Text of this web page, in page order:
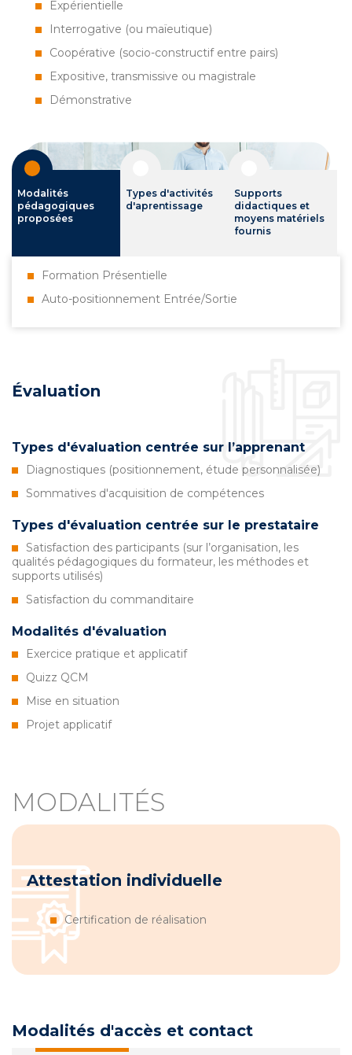
Expérientielle
Interrogative (ou maïeutique)
Coopérative (socio-constructif entre pairs)
Expositive, transmissive ou magistrale
Démonstrative
Modalités
pédagogiques
proposées
Types d'activités
d'aprentissage
Supports
didactiques et
moyens matériels
fournis
Formation Présentielle
Auto-positionnement Entrée/Sortie
Évaluation
Types d'évaluation centrée sur l’apprenant
Diagnostiques (positionnement, étude personnalisée)
Sommatives d'acquisition de compétences
Types d'évaluation centrée sur le prestataire
Satisfaction des participants (sur l’organisation, les
qualités pédagogiques du formateur, les méthodes et
supports utilisés)
Satisfaction du commanditaire
Modalités d'évaluation
Exercice pratique et applicatif
Quizz QCM
Mise en situation
Projet applicatif
MODALITÉS
Attestation individuelle
Certification de réalisation
Modalités d'accès et contact